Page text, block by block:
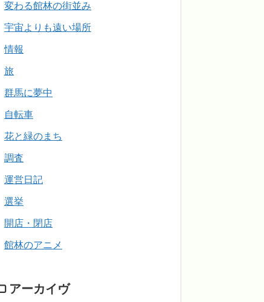
変わる館林の街並み
宇宙よりも遠い場所
情報
旅
群馬に夢中
自転車
花と緑のまち
調査
運営日記
選挙
開店・閉店
館林のアニメ
アーカイヴ